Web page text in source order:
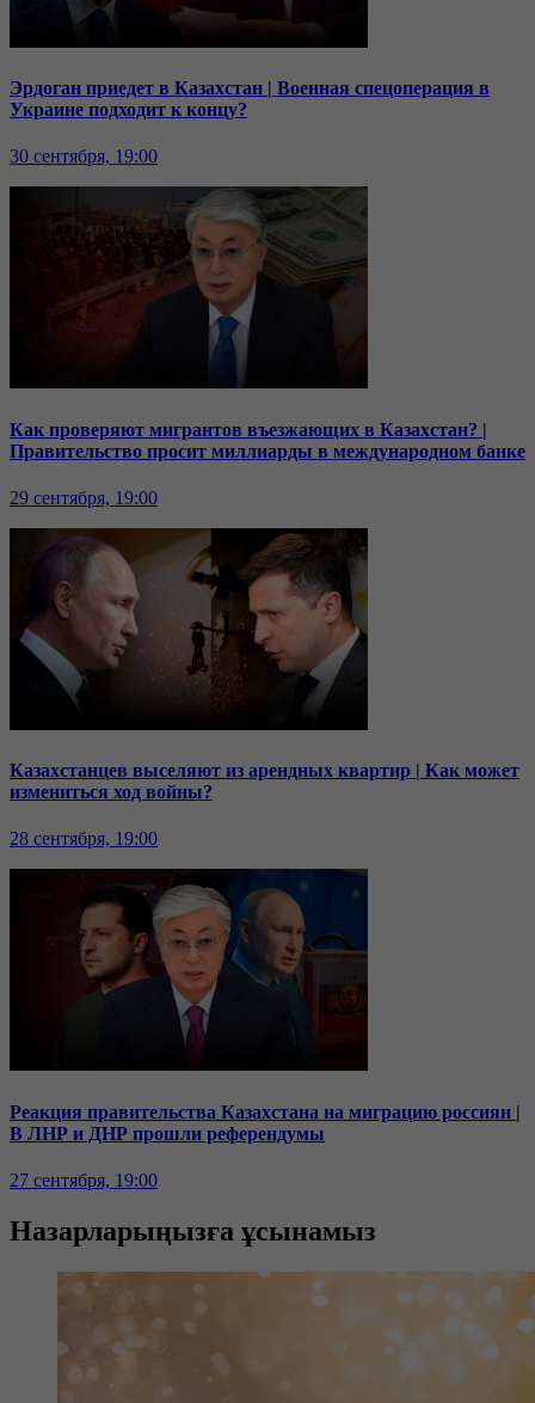
Эрдоган приедет в Казахстан | Военная спецоперация в
Украине подходит к концу?
30 сентября, 19:00
Как проверяют мигрантов въезжающих в Казахстан? |
Правительство просит миллиарды в международном банке
29 сентября, 19:00
Казахстанцев выселяют из арендных квартир | Как может
измениться ход войны?
28 сентября, 19:00
Реакция правительства Казахстана на миграцию россиян |
В ЛНР и ДНР прошли референдумы
27 сентября, 19:00
Назарларыңызға ұсынамыз